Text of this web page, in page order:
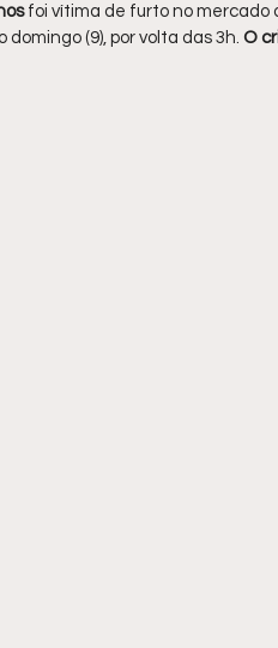
foi vítima de furto no mercado
(9), por volta das 3h. O